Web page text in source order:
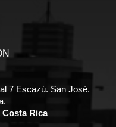
7 Escazú. San José.
Costa Rica